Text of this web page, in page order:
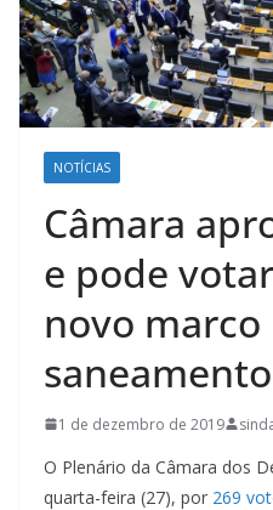
NOTÍCIAS
Câmara
e pode
novo marco
saneamento
1 de dezembro de 2019
O Plenário da Câmara dos
quarta-feira (27), por 269